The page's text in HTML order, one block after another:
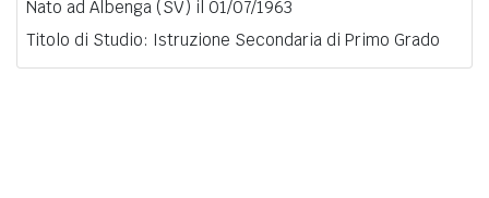
Nato ad Albenga (SV) il 01/07/1963
Titolo di Studio: Istruzione Secondaria di Primo Grado